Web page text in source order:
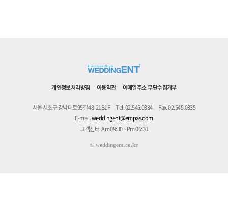
개인정보처리방침 이용약관 이메일주소 무단수집거부
서울 서초구 강남대로95길 48-21B1F Tel. 02.545.0334
Fax. 02.545.0335
E-mail.weddingent@empas.com
고객센터. Am 09:30 ~ Pm 06:30
© weddingent.co.kr